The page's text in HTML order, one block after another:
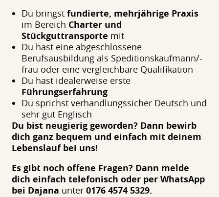
Du bringst fundierte, mehrjährige Praxis
im Bereich Charter und
Stückguttransporte mit
Du hast eine abgeschlossene
Berufsausbildung als Speditionskaufmann/-
frau oder eine vergleichbare Qualifikation
Du hast idealerweise erste
Führungserfahrung
Du sprichst verhandlungssicher Deutsch und
sehr gut Englisch
Du bist neugierig geworden? Dann bewirb
dich ganz bequem und einfach mit deinem
Lebenslauf bei uns!
Es gibt noch offene Fragen? Dann melde
dich einfach telefonisch oder per WhatsApp
bei Dajana unter 0176 4574 5329.